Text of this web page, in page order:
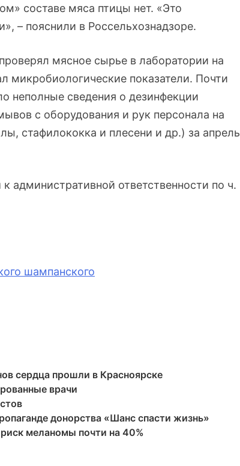
составе мяса птицы нет. «Это
– пояснили в Россельхознадзоре.
мясное сырье в лаборатории на
микробиологические показатели. Почти
неполные сведения о дезинфекции
с оборудования и рук персонала на
стафилококка и плесени и др.) за апрель
административной ответственности по ч.
шампанского
сердца прошли в Красноярске
врачи
донорства «Шанс спасти жизнь»
меланомы почти на 40%